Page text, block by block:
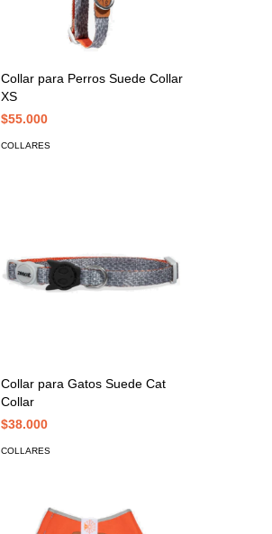
Collar para Perros Suede Collar
XS
$55.000
COLLARES
Collar para Gatos Suede Cat
Collar
$38.000
COLLARES